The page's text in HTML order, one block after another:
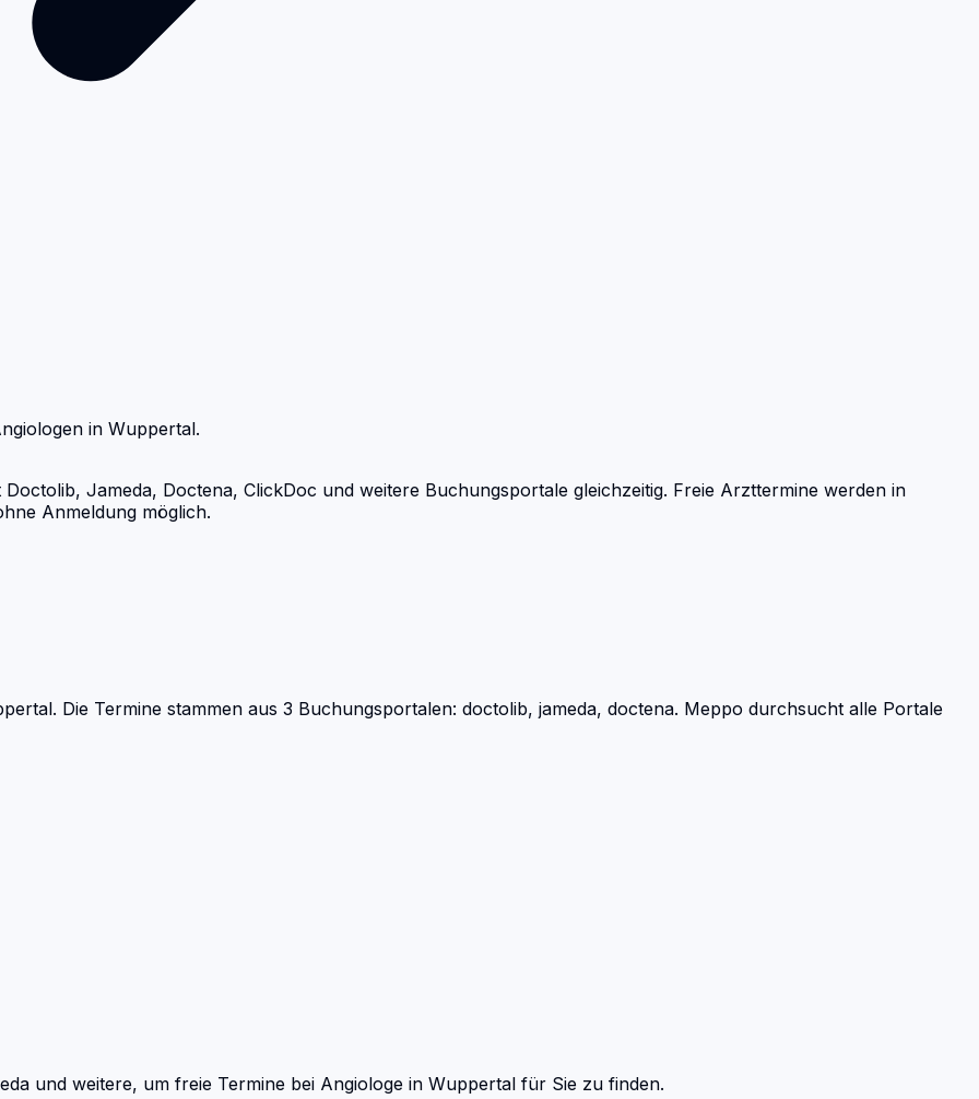
in Wuppertal.
Jameda, Doctena, ClickDoc und weitere Buchungsportale gleichzeitig. Freie Arzttermine werden in
Anmeldung möglich.
Die Termine stammen aus 3 Buchungsportalen: doctolib, jameda, doctena. Meppo durchsucht alle Portale
und weitere, um freie Termine bei Angiologe in Wuppertal für Sie zu finden.